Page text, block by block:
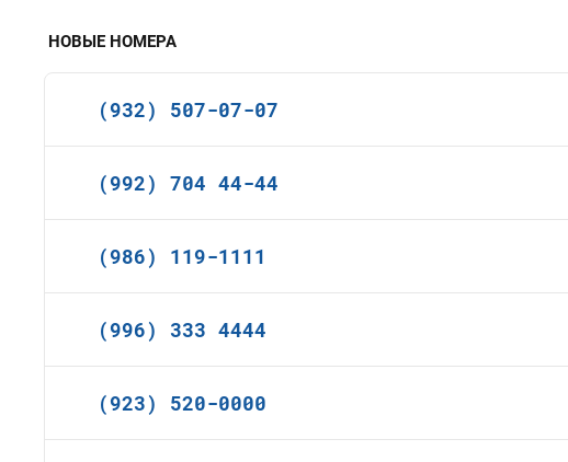
НОВЫЕ НОМЕРА
(932) 507-07-07
(992) 704 44-44
(986) 119-1111
(996) 333 4444
(923) 520-0000